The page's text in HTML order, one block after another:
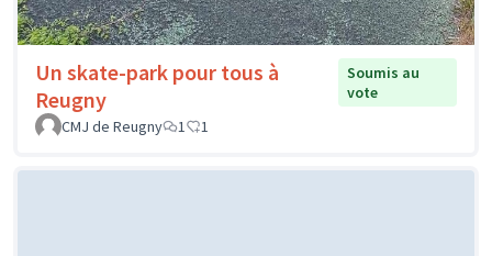
Un skate-park pour tous à
Reugny
Soumis au
vote
CMJ de Reugny
1 1